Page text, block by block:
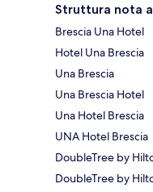
Struttura nota
Brescia Una Hotel
Hotel Una Brescia
Una Brescia
Una Brescia Hotel
Una Hotel Brescia
UNA Hotel Brescia
DoubleTree by
DoubleTree by